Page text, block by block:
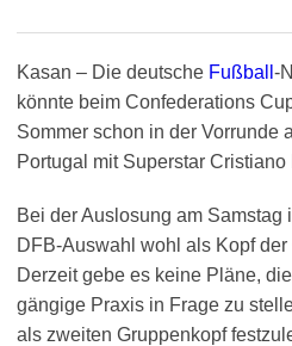
Kasan – Die deutsche Fußball -
könnte beim Confederations
Sommer schon in der Vorrunde
Portugal mit Superstar Cristiano
Bei der Auslosung am Samstag
DFB-Auswahl wohl als Kopf der
Derzeit gebe es keine Pläne,
gängige Praxis in Frage zu
als zweiten Gruppenkopf